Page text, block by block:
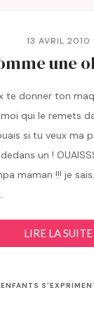
13 AVRIL 2010
une
te donner ton
moi qui le remets
si tu veux ma
un !
maman !!! je
LIRE LA SUITE